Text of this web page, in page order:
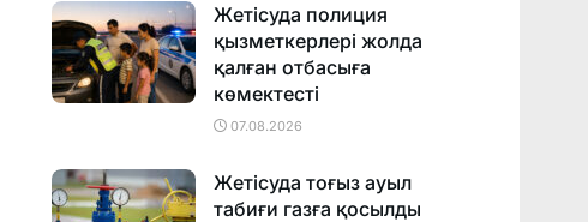
Жетісуда полиция
қызметкерлері жолда
қалған отбасыға
көмектесті
07.08.2026
Жетісуда тоғыз ауыл
табиғи газға қосылды